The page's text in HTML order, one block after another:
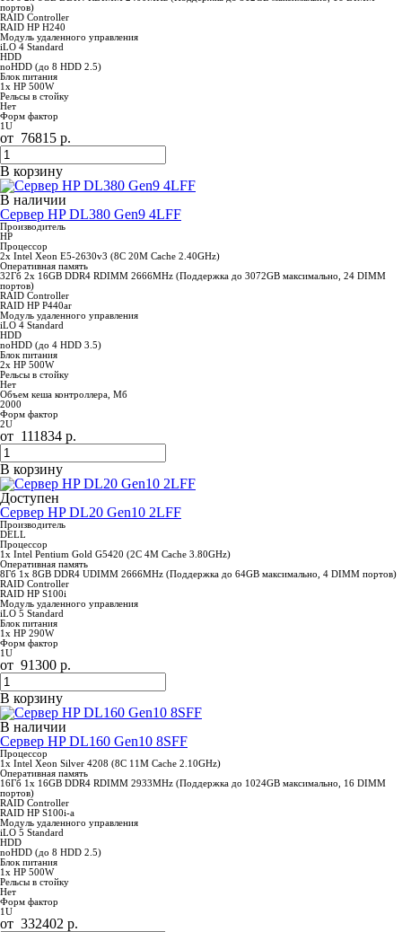
портов)
RAID Controller
RAID HP H240
Модуль удаленного управления
iLO 4 Standard
HDD
noHDD (до 8 HDD 2.5)
Блок питания
1x HP 500W
Рельсы в стойку
Нет
Форм фактор
1U
от 76815 р.
В корзину
В наличии
Сервер HP DL380 Gen9 4LFF
Производитель
HP
Процессор
2x Intel Xeon E5-2630v3 (8C 20M Cache 2.40GHz)
Оперативная память
32Гб 2x 16GB DDR4 RDIMM 2666MHz (Поддержка до 3072GB максимально, 24 DIMM
портов)
RAID Controller
RAID HP P440ar
Модуль удаленного управления
iLO 4 Standard
HDD
noHDD (до 4 HDD 3.5)
Блок питания
2x HP 500W
Рельсы в стойку
Нет
Объем кеша контроллера, Мб
2000
Форм фактор
2U
от 111834 р.
В корзину
Доступен
Сервер HP DL20 Gen10 2LFF
Производитель
DELL
Процессор
1x Intel Pentium Gold G5420 (2C 4M Cache 3.80GHz)
Оперативная память
8Гб 1x 8GB DDR4 UDIMM 2666MHz (Поддержка до 64GB максимально, 4 DIMM портов)
RAID Controller
RAID HP S100i
Модуль удаленного управления
iLO 5 Standard
Блок питания
1x HP 290W
Форм фактор
1U
от 91300 р.
В корзину
В наличии
Сервер HP DL160 Gen10 8SFF
Процессор
1x Intel Xeon Silver 4208 (8C 11M Cache 2.10GHz)
Оперативная память
16Гб 1x 16GB DDR4 RDIMM 2933MHz (Поддержка до 1024GB максимально, 16 DIMM
портов)
RAID Controller
RAID HP S100i-a
Модуль удаленного управления
iLO 5 Standard
HDD
noHDD (до 8 HDD 2.5)
Блок питания
1x HP 500W
Рельсы в стойку
Нет
Форм фактор
1U
от 332402 р.